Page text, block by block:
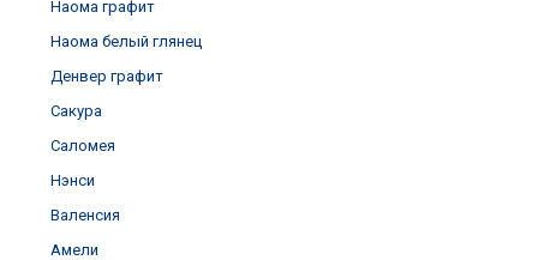
Наома графит
Наома белый глянец
Денвер графит
Сакура
Саломея
Нэнси
Валенсия
Амели